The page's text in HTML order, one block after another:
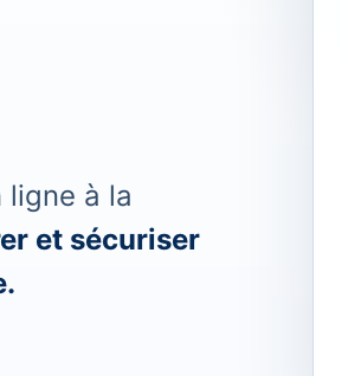
ligne à la
et sécuriser